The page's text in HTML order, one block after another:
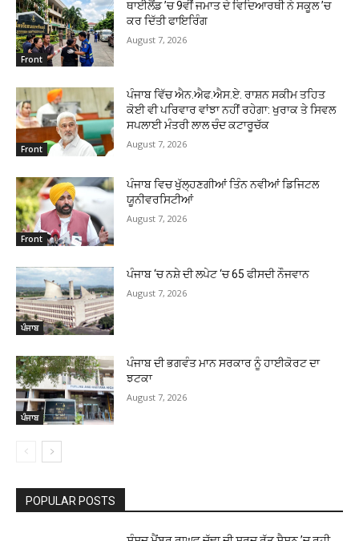
Front
ਥਾਈਲੈਂਡ ’ਚ 9ਵੀਂ ਜਮਾਤ ਦੇ ਵਿਦਿਆਰਥੀ ਨੇ ਸਕੂਲ ’ਚ
ਕਰ ਦਿੱਤੀ ਫਾਇਰਿੰਗ
August 7, 2026
Front
ਪੰਜਾਬ ਵਿੱਚ ਐਨ.ਐਫ.ਐਸ.ਏ. ਰਾਸ਼ਨ ਸਕੀਮ ਤਹਿਤ
ਕੋਈ ਵੀ ਪਰਿਵਾਰ ਵਾਂਝਾ ਨਹੀਂ ਰਹੇਗਾ: ਖੁਰਾਕ ਤੇ ਸਿਵਲ
ਸਪਲਾਈ ਮੰਤਰੀ ਲਾਲ ਚੰਦ ਕਟਾਰੂਚੱਕ
August 7, 2026
Front
ਪੰਜਾਬ ਵਿਚ ਖੁੱਲ੍ਹਣਗੀਆਂ ਤਿੰਨ ਨਵੀਆਂ ਡਿਜਿਟਲ
ਯੂਨੀਵਰਸਿਟੀਆਂ
August 7, 2026
ਪੰਜਾਬ
ਪੰਜਾਬ ‘ਚ ਨਸ਼ੇ ਦੀ ਲਪੇਟ ‘ਚ 65 ਫੀਸਦੀ ਨੌਜਵਾਨ
August 7, 2026
ਪੰਜਾਬ
ਪੰਜਾਬ ਦੀ ਭਗਵੰਤ ਮਾਨ ਸਰਕਾਰ ਨੂੰ ਹਾਈਕੋਰਟ ਦਾ
ਝਟਕਾ
August 7, 2026
POPULAR POSTS